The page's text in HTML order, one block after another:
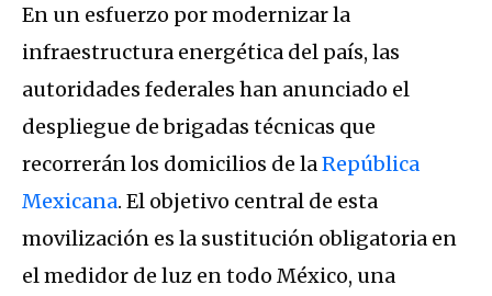
En un esfuerzo por modernizar la
infraestructura energética del país, las
autoridades federales han anunciado el
despliegue de brigadas técnicas que
recorrerán los domicilios de laRepública
Mexicana. El objetivo central de esta
movilización es la sustitución obligatoria en
el medidor de luz en todo México, una